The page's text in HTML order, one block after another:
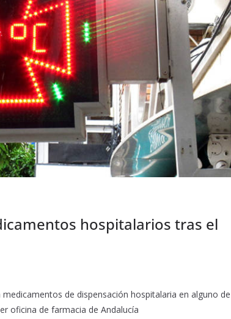
hospitalarios tras el
de dispensación hospitalaria en alguno de
oficina de farmacia de Andalucía